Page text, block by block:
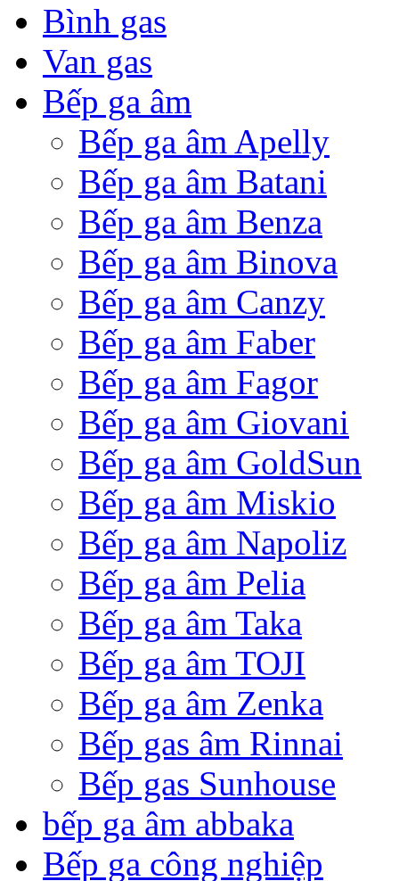
Bình gas
Van gas
Bếp ga âm
Bếp ga âm Apelly
Bếp ga âm Batani
Bếp ga âm Benza
Bếp ga âm Binova
Bếp ga âm Canzy
Bếp ga âm Faber
Bếp ga âm Fagor
Bếp ga âm Giovani
Bếp ga âm GoldSun
Bếp ga âm Miskio
Bếp ga âm Napoliz
Bếp ga âm Pelia
Bếp ga âm Taka
Bếp ga âm TOJI
Bếp ga âm Zenka
Bếp gas âm Rinnai
Bếp gas Sunhouse
bếp ga âm abbaka
Bếp ga công nghiệp